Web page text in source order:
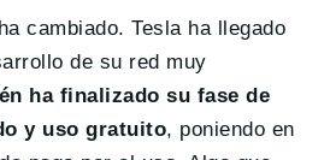
cambiado. Tesla ha llegado
de su red muy
ha finalizado su fase de
y uso gratuito, poniendo en